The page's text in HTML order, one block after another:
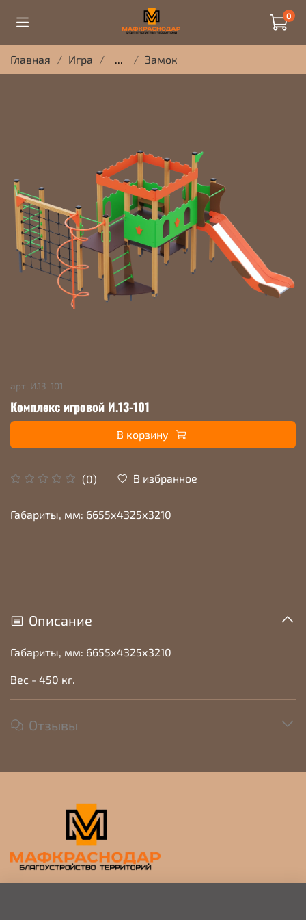
0
Главная Игра ... Замок
арт. И.13-101
Комплекс игровой И.13-101
(0) В избранное
В корзину
Габариты, мм: 6655х4325х3210
Описание
Габариты, мм: 6655х4325х3210
Вес - 450 кг.
Отзывы